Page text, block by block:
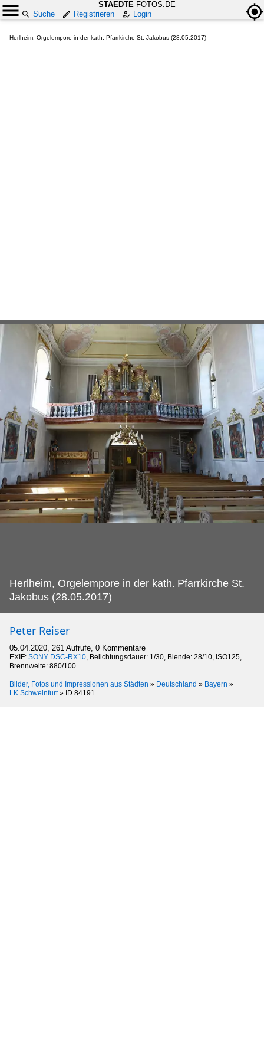
STAEDTE-FOTOS.DE
Suche
Registrieren Login
Herlheim, Orgelempore in der kath. Pfarrkirche St. Jakobus (28.05.2017)
Herlheim, Orgelempore in der kath. Pfarrkirche St.
Jakobus (28.05.2017)
Peter Reiser
05.04.2020, 261 Aufrufe, 0 Kommentare
EXIF: SONY DSC-RX10, Belichtungsdauer: 1/30, Blende: 28/10, ISO125,
Brennweite: 880/100
Bilder, Fotos und Impressionen aus Städten » Deutschland » Bayern »
LK Schweinfurt» ID 84191